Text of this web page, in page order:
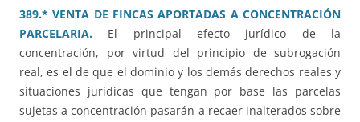
389.* VENTA DE FINCAS APORTADAS A CONCENTRACIÓN
PARCELARIA. El principal efecto jurídico de la
concentración, por virtud del principio de subrogación
real, es el de que el dominio y los demás derechos reales y
situaciones jurídicas que tengan por base las parcelas
sujetas a concentración pasarán a recaer inalterados sobre